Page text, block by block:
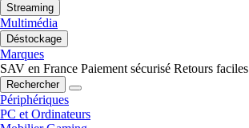
Streaming
Multimédia
Déstockage
Marques
SAV en France Paiement sécurisé Retours faciles
Rechercher
Périphériques
PC et Ordinateurs